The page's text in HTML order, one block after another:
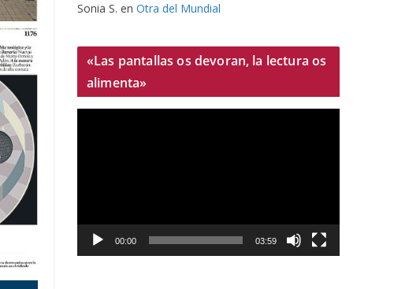
Sonia S. en Otra del Mundial
«Las pantallas os devoran, la lectura os
alimenta»
c
00:00 03:59